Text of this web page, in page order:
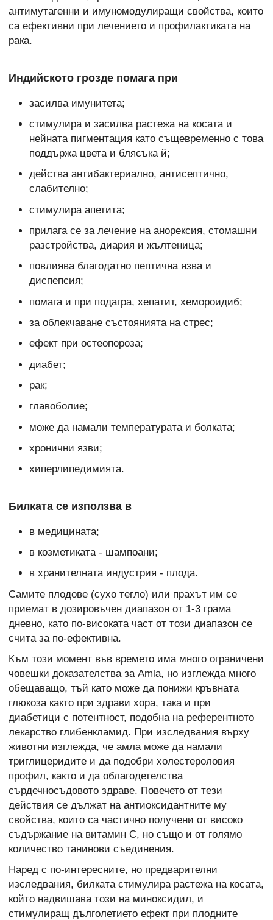
антимутагенни и имуномодулиращи свойства, които
са ефективни при лечението и профилактиката на
рака.
Индийското грозде помага при
засилва имунитета;
стимулира и засилва растежа на косата и
нейната пигментация като същевременно с това
поддържа цвета и блясъка й;
действа антибактериално, антисептично,
слабително;
стимулира апетита;
прилага се за лечение на анорексия, стомашни
разстройства, диария и жълтеница;
повлиява благодатно пептична язва и
диспепсия;
помага и при подагра, хепатит, хемороидиб;
за облекчаване състоянията на стрес;
ефект при остеопороза;
диабет;
рак;
главоболие;
може да намали температурата и болката;
хронични язви;
хиперлипедимията.
Билката се използва в
в медицината;
в козметиката - шампоани;
в хранителната индустрия - плода.
Самите плодове (сухо тегло) или прахът им се
приемат в дозировъчен диапазон от 1-3 грама
дневно, като по-високата част от този диапазон се
счита за по-ефективна.
Към този момент във времето има много ограничени
човешки доказателства за Amla, но изглежда много
обещаващо, тъй като може да понижи кръвната
глюкоза както при здрави хора, така и при
диабетици с потентност, подобна на референтното
лекарство глибенкламид. При изследвания върху
животни изглежда, че амла може да намали
триглицеридите и да подобри холестероловия
профил, както и да облагодетелства
сърдечносъдовото здраве. Повечето от тези
действия се дължат на антиоксидантните му
свойства, които са частично получени от високо
съдържание на витамин С, но също и от голямо
количество танинови съединения.
Наред с по-интересните, но предварителни
изследвания, билката стимулира растежа на косата,
който надвишава този на миноксидил, и
стимулиращ дълголетието ефект при плодните